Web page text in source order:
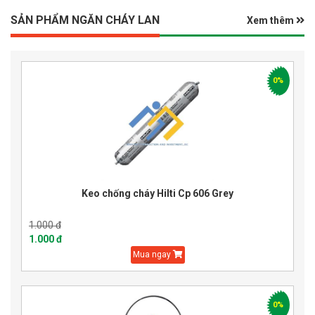
SẢN PHẨM NGĂN CHÁY LAN Xem thêm
Keo chống cháy Hilti Cp 606 Grey
1.000 đ
1.000 đ
Mua ngay
0%
0%